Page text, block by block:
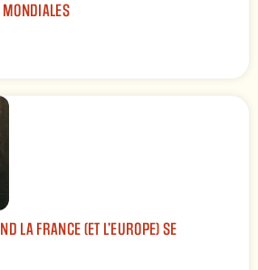
LA FRANCE (ET L’EUROPE) SE